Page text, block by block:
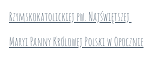
Rzymskokatolickiej pw. Najświętszej
Maryi Panny Królowej Polski w Opocznie